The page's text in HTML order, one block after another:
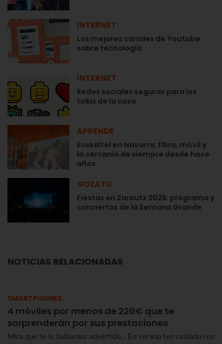
INTERNET
Los mejores canales de Youtube
sobre tecnología
INTERNET
Redes sociales seguras para los
txikis de la casa
APRENDE
Euskaltel en Navarra: fibra, móvil y
la cercanía de siempre desde hace
años
GOZATU
Fiestas en Zarautz 2026: programa y
conciertos de la Semana Grande
NOTICIAS RELACIONADAS
SMARTPHONES
4 móviles por menos de 220€ que te
sorprenderán por sus prestaciones
Mira que te lo habíamos advertido… En verano ten cuidado con